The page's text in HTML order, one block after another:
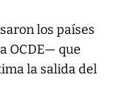
los países
OCDE— que
la salida del